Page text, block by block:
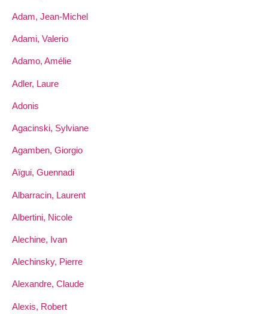
Adam, Jean-Michel
Adami, Valerio
Adamo, Amélie
Adler, Laure
Adonis
Agacinski, Sylviane
Agamben, Giorgio
Aïgui, Guennadi
Albarracin, Laurent
Albertini, Nicole
Alechine, Ivan
Alechinsky, Pierre
Alexandre, Claude
Alexis, Robert